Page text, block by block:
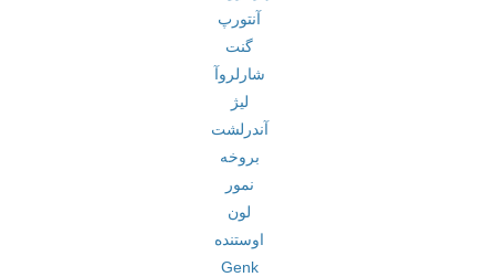
آنتورپ
گنت
شارلروآ
لیژ
آندرلشت
بروخه
نمور
لون
اوستنده
Genk